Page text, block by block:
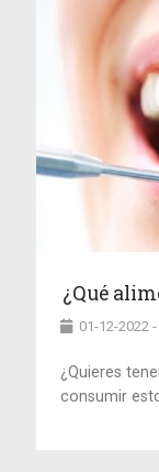
¿Qué
01-12-2022
¿Quieres
consumir